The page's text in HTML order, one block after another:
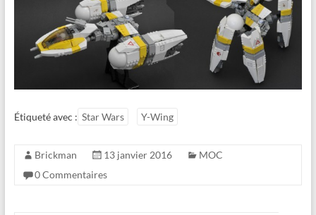
Étiqueté avec : Star Wars Y-Wing
Brickman 13 janvier 2016
MOC
0 Commentaires